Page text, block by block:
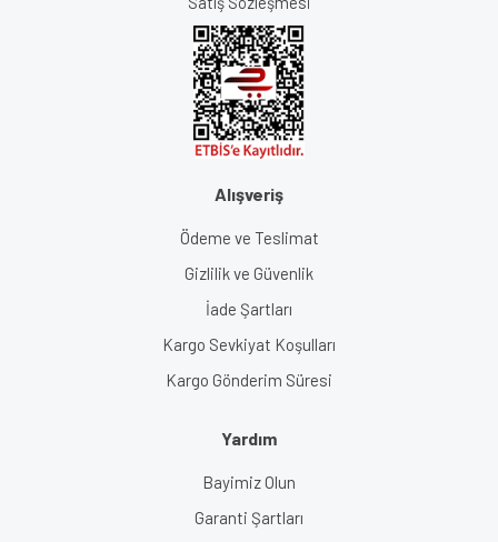
Alışveriş
Ödeme ve Teslimat
Gizlilik ve Güvenlik
İade Şartları
Kargo Sevkiyat Koşulları
Kargo Gönderim Süresi
Yardım
Bayimiz Olun
Garanti Şartları